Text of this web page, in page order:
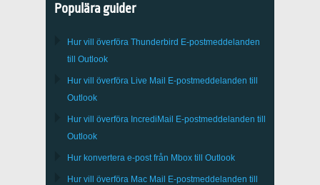
Populära guider
Hur vill överföra Thunderbird E-postmeddelanden
till Outlook
Hur vill överföra Live Mail E-postmeddelanden till
Outlook
Hur vill överföra IncrediMail E-postmeddelanden till
Outlook
Hur konvertera e-post från Mbox till Outlook
Hur vill överföra Mac Mail E-postmeddelanden till